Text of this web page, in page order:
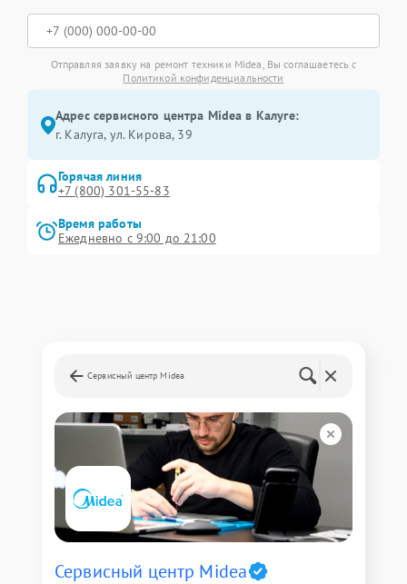
Отправляя заявку на ремонт техники Midea, Вы соглашаетесь с
Политикой конфиденциальности
Адрес сервисного центра Midea в Калуге:
г. Калуга, ул. Кирова, 39
Горячая линия
+7 (800) 301-55-83
Время работы
Ежедневно с 9:00 до 21:00
Сервисный центр Midea
Сервисный центр Midea